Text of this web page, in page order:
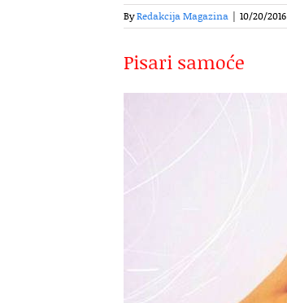
ByRedakcija Magazina | 10/20/2016
Pisari samoće